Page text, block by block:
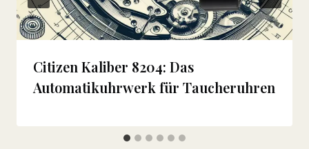
Citizen Kaliber 8204: Das
Automatikuhrwerk für Taucheruhren